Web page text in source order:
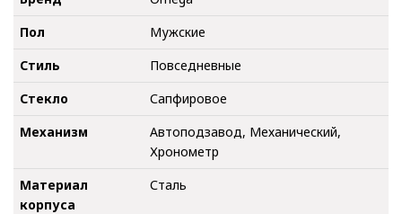
Пол
Мужские
Стиль
Повседневные
Стекло
Сапфировое
Механизм
Автоподзавод, Механический,
Хронометр
Материал
корпуса
Сталь